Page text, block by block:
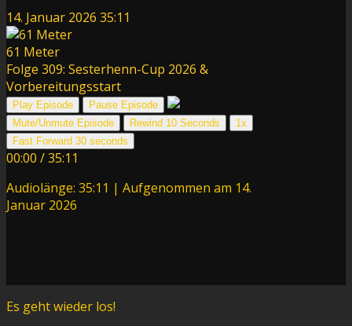
14. Januar 2026 35:11
61 Meter
Folge 309: Sesterhenn-Cup 2026 &
Vorbereitungsstart
Play Episode
Pause Episode
Mute/Unmute Episode
Rewind 10 Seconds
1x
Fast Forward 30 seconds
00:00 /35:11
Audiolänge: 35:11 | Aufgenommen am 14.
Januar 2026
Es geht wieder los!